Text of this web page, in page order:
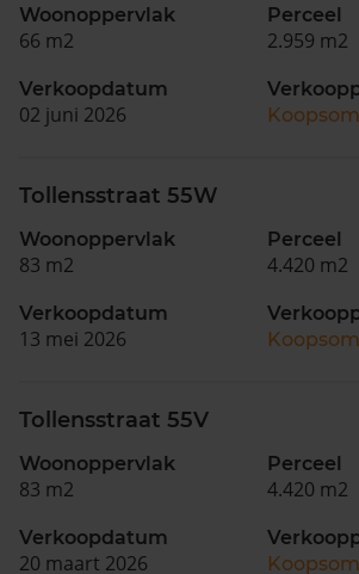
Woonoppervlak
66 m2
Perceel
2.959 m2
Verkoopdatum
02 juni 2026
Tollensstraat 55W
Woonoppervlak
83 m2
Perceel
4.420 m2
Verkoopdatum
13 mei 2026
Tollensstraat 55V
Woonoppervlak
83 m2
Perceel
4.420 m2
Verkoopdatum
20 maart 2026